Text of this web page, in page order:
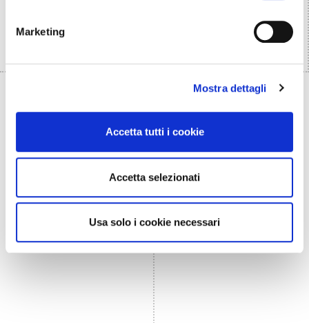
Marketing
Mostra dettagli
Accetta tutti i cookie
Accetta selezionati
Usa solo i cookie necessari